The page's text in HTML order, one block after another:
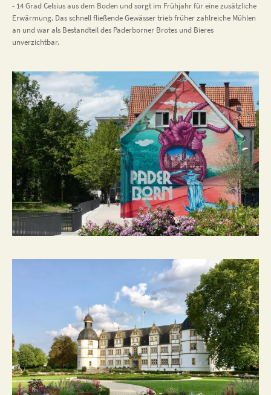
- 14 Grad Celsius aus dem Boden und sorgt im Frühjahr für eine zusätzliche
Erwärmung. Das schnell fließende Gewässer trieb früher zahlreiche Mühlen
an und war als Bestandteil des Paderborner Brotes und Bieres
unverzichtbar.